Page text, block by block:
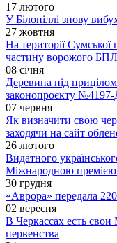
17 лютого
У Білопіллі знову
27 жовтня
На території Сумської
частину ворожого
08 січня
Деревина під
законопроєкту
07 червня
Як визначити свою
заходячи на сайт
26 лютого
Видатного
Міжнародною
30 грудня
«Аврора» передала
02 вересня
В Черкассах есть
первенства